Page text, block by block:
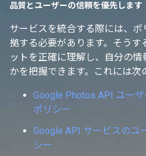
品質とユーザーの信頼を優先します
サービスを統合する際には、
拠する必要があります。そうす
ットを正確に理解し、自分の
かを把握できます。これには次
Google Photos API ユー
ポリシー
Google API サービスのユ
シー